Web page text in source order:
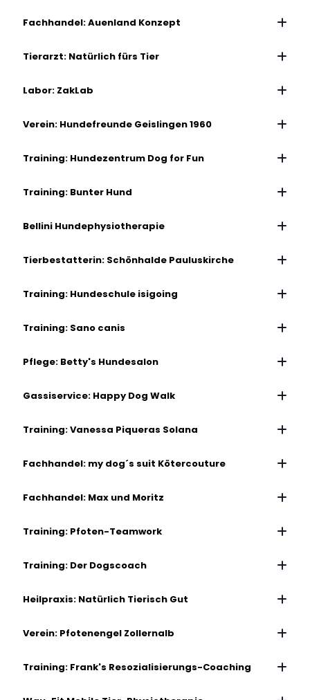
Fachhandel: Auenland Konzept
Tierarzt: Natürlich fürs Tier
Labor: ZakLab
Verein: Hundefreunde Geislingen 1960
Training: Hundezentrum Dog for Fun
Training: Bunter Hund
Bellini Hundephysiotherapie
Tierbestatterin: Schönhalde Pauluskirche
Training: Hundeschule isigoing
Training: Sano canis
Pflege: Betty's Hundesalon
Gassiservice: Happy Dog Walk
Training: Vanessa Piqueras Solana
Fachhandel: my dog´s suit Kötercouture
Fachhandel: Max und Moritz
Training: Pfoten-Teamwork
Training: Der Dogscoach
Heilpraxis: Natürlich Tierisch Gut
Verein: Pfotenengel Zollernalb
Training: Frank's Resozialisierungs-Coaching